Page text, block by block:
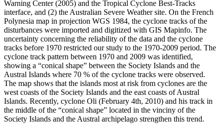
Warning Center (2005) and the Tropical Cyclone Best-Tracks
interface, and (2) the Australian Severe Weather site. On the French
Polynesia map in projection WGS 1984, the cyclone tracks of the
disturbances were imported and digitized with GIS Mapinfo. The
uncertainty concerning the reliability of the data and the cyclone
tracks before 1970 restricted our study to the 1970-2009 period. The
cyclone track pattern between 1970 and 2009 was identified,
showing a “conical shape” between the Society Islands and the
Austral Islands where 70 % of the cyclone tracks were observed.
The map shows that the islands most at risk from cyclones are the
west coasts of the Society Islands and the east coasts of Austral
Islands. Recently, cyclone Oli (February 4th, 2010) and his track in
the middle of the “conical shape” located in the vinciny of the
Society Islands and the Austral archipelago strengthen this trend.